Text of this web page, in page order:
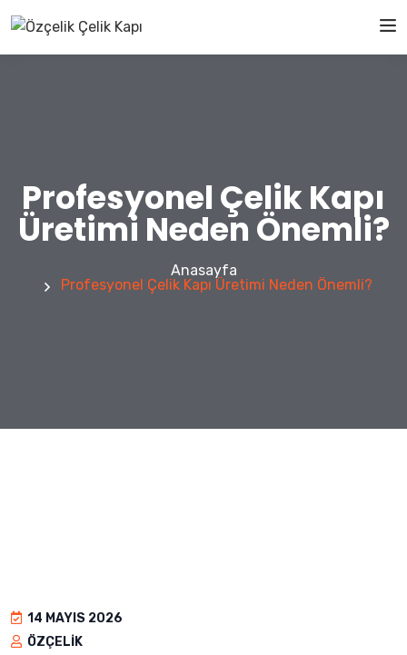
Profesyonel Çelik Kapı
Üretimi Neden Önemli?
Anasayfa
Profesyonel Çelik Kapı Üretimi Neden Önemli?
14 MAYIS 2026
ÖZÇELIK